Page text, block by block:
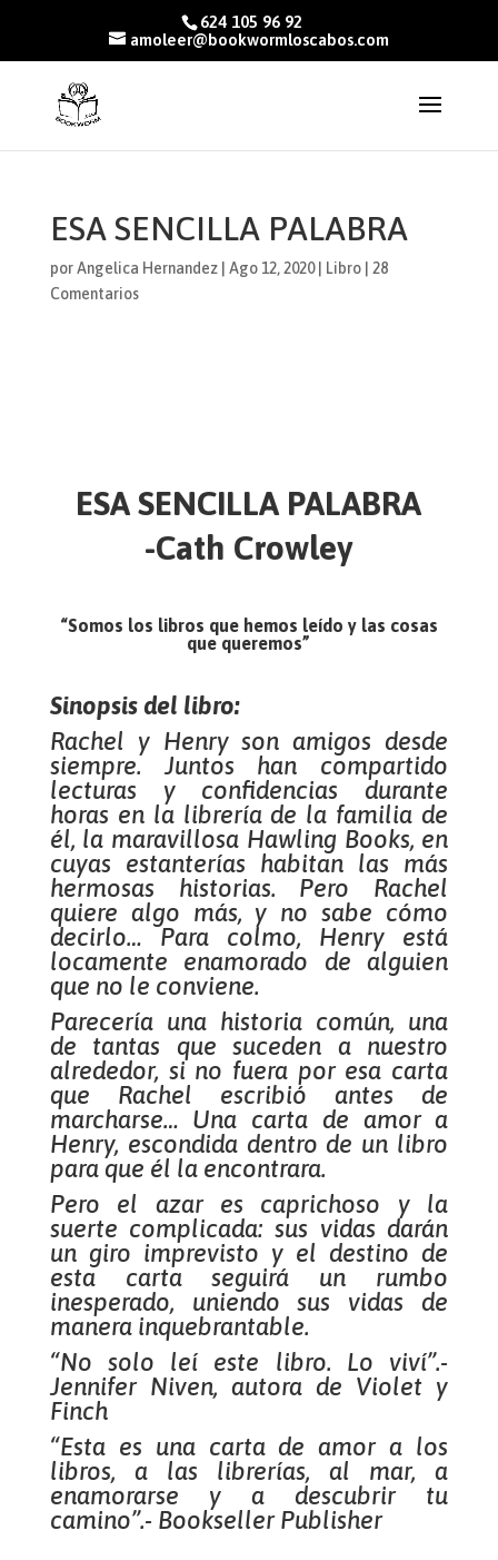
624 105 96 92
amoleer@bookwormloscabos.com
ESA SENCILLA PALABRA
porAngelica Hernandez| Ago 12, 2020| Libro| 28
Comentarios
ESA SENCILLA PALABRA
-Cath Crowley
“Somos los libros que hemos leído y las cosas
que queremos”
Sinopsis del libro:
Rachel y Henry son amigos desde
siempre. Juntos han compartido
lecturas y confidencias durante
horas en la librería de la familia de
él, la maravillosa Hawling Books, en
cuyas estanterías habitan las más
hermosas historias. Pero Rachel
quiere algo más, y no sabe cómo
decirlo… Para colmo, Henry está
locamente enamorado de alguien
que no le conviene.
Parecería una historia común, una
de tantas que suceden a nuestro
alrededor, si no fuera por esa carta
que Rachel escribió antes de
marcharse… Una carta de amor a
Henry, escondida dentro de un libro
para que él la encontrara.
Pero el azar es caprichoso y la
suerte complicada: sus vidas darán
un giro imprevisto y el destino de
esta carta seguirá un rumbo
inesperado, uniendo sus vidas de
manera inquebrantable.
“No solo leí este libro. Lo viví”.-
Jennifer Niven, autora de Violet y
Finch
“Esta es una carta de amor a los
libros, a las librerías, al mar, a
enamorarse y a descubrir tu
camino”.- Bookseller Publisher